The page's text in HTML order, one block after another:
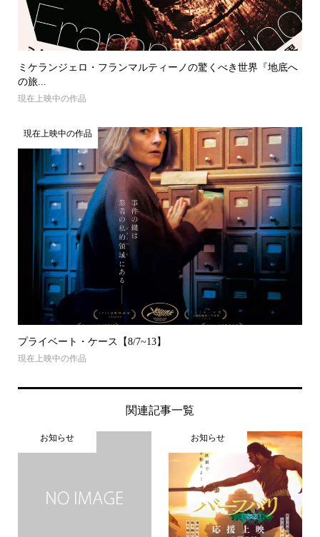
ミケランジェロ・フランマルティーノの驚くべき世界『地底へ
の旅...
現在上映中の作品
現在上映中の作品
プライベート・ケース【8/7~13】
現在上映中の作品
関連記事一覧
お知らせ お知らせ